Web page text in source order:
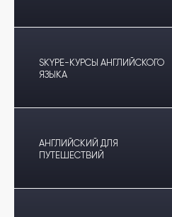
SKYPE-КУРСЫ АНГЛИЙСКОГО
ЯЗЫКА
АНГЛИЙСКИЙ ДЛЯ
ПУТЕШЕСТВИЙ